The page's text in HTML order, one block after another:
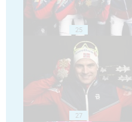
25
27